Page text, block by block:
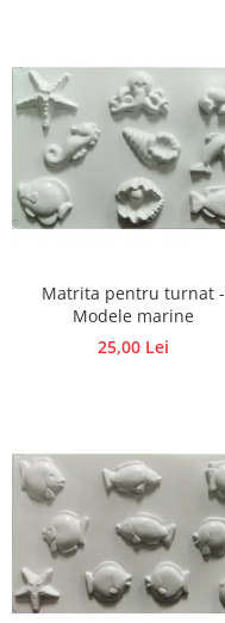
Pluta
Matrita pentru turnat -
Modele marine
25,00 Lei